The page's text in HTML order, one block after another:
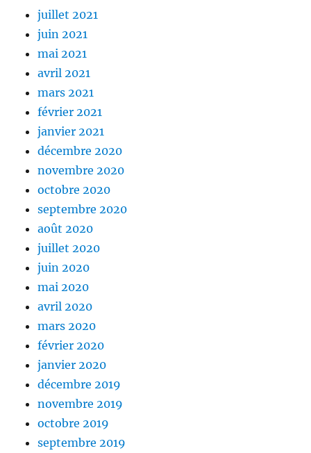
juillet 2021
juin 2021
mai 2021
avril 2021
mars 2021
février 2021
janvier 2021
décembre 2020
novembre 2020
octobre 2020
septembre 2020
août 2020
juillet 2020
juin 2020
mai 2020
avril 2020
mars 2020
février 2020
janvier 2020
décembre 2019
novembre 2019
octobre 2019
septembre 2019